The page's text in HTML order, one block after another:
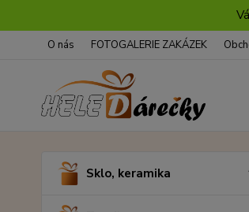
O nás FOTOGALERIE ZAKÁZEK
Sklo, keramika